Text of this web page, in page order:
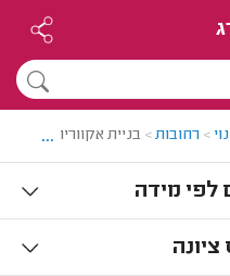
> רחובות> בניית אקווריום...
לפי מידה